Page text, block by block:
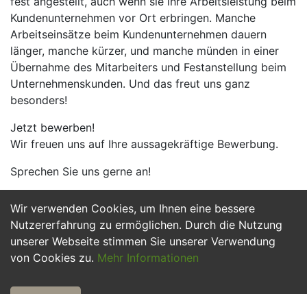
Wir verwenden Cookies, um Ihnen eine bessere
Nutzererfahrung zu ermöglichen. Durch die Nutzung
unserer Webseite stimmen Sie unserer Verwendung
von Cookies zu. Mehr Informationen
Kundenunternehmen vor Ort erbringen. Manche
Arbeitseinsätze beim Kundenunternehmen dauern
länger, manche kürzer, und manche münden in einer
Übernahme des Mitarbeiters und Festanstellung beim
Unternehmenskunden. Und das freut uns ganz
besonders!
Jetzt bewerben!
Wir freuen uns auf Ihre aussagekräftige Bewerbung.
Sprechen Sie uns gerne an!
Jetzt Bewerben